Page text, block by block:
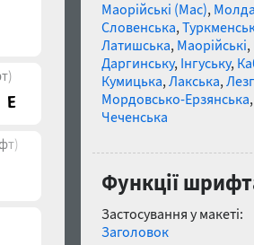
Маорійські (Mac),
Словенська,
Латишська, Маорійські,
Даргинську, Інгуську,
Кумицька,Лакська,
Мордовсько-Ерзянська,
Чеченська
Функції
Застосування у макеті:
Заголовок